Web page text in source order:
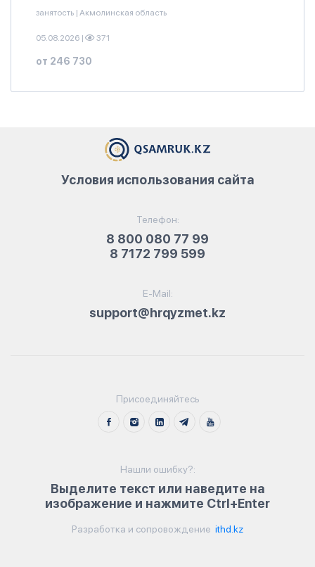
занятость | Акмолинская область
05.08.2026 | 371
от 246 730
Телефон:
8 800 080 77 99
8 7172 799 599
E-Mail:
support@hrqyzmet.kz
Условия использования сайта
Присоединяйтесь
Нашли ошибку?:
Выделите текст или наведите на
изображение и нажмите Ctrl+Enter
Разработка и сопровождение ithd.kz